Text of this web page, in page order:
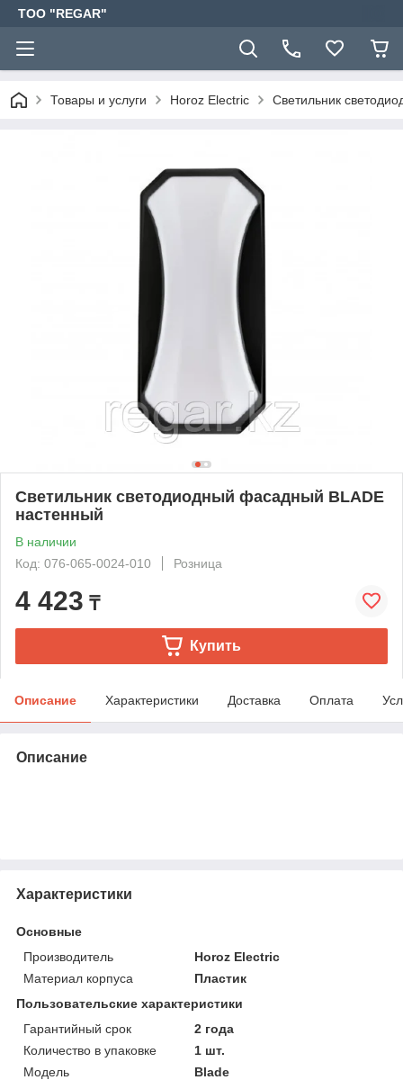
TOO "REGAR"
Товары и услуги Horoz Electric Светильник
Светильник светодиодный фасадный BLADE
настенный
В наличии
Код: 076-065-0024-010
Розница
4 423 ₸
Купить
Описание Характеристики Доставка Оплата
Описание
Характеристики
Основные
Производитель
Horoz Electric
Материал корпуса
Пластик
Пользовательские характеристики
Гарантийный срок
2 года
Количество в упаковке
1 шт.
Модель
Blade